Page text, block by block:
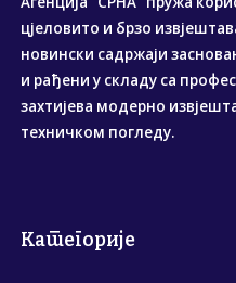
цјеловито и брзо
новински садржаји
и рађени у складу са
захтијева модерно
техничком погледу.
Категорије